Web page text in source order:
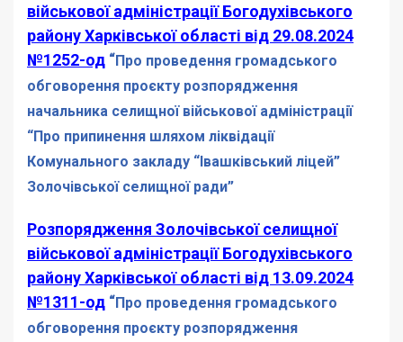
військової адміністрації Богодухівського
району Харківської області від 29.08.2024
№1252-од “Про проведення громадського
обговорення проєкту розпорядження
начальника селищної військової адміністрації
“Про припинення шляхом ліквідації
Комунального закладу “Івашківський ліцей”
Золочівської селищної ради”
Розпорядження Золочівської селищної
військової адміністрації Богодухівського
району Харківської області від 13.09.2024
№1311-од “Про проведення громадського
обговорення проєкту розпорядження